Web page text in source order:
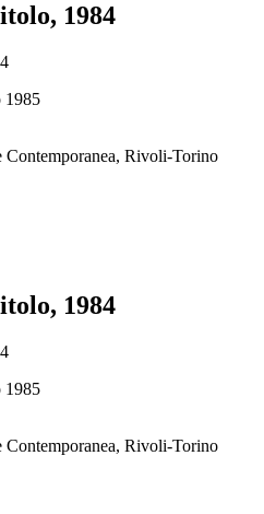
1984
1985
Rivoli-Torino
1984
1985
Rivoli-Torino